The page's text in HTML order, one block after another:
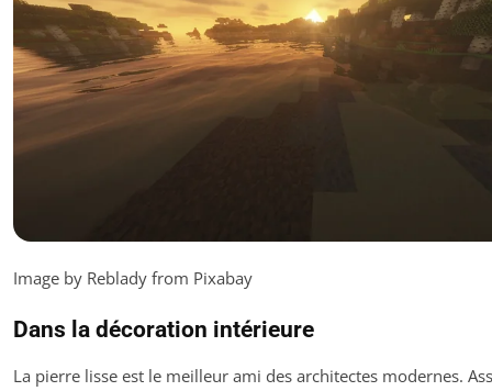
Image by Reblady from Pixabay
Dans la décoration intérieure
La pierre lisse est le meilleur ami des architectes modernes.